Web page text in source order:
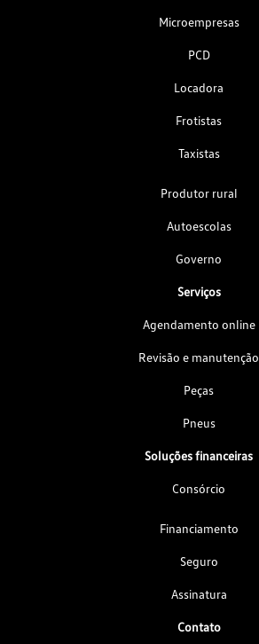
Microempresas
PCD
Locadora
Frotistas
Taxistas
Produtor rural
Autoescolas
Governo
Serviços
Agendamento online
Revisão e manutenção
Peças
Pneus
Soluções financeiras
Consórcio
Financiamento
Seguro
Assinatura
Contato